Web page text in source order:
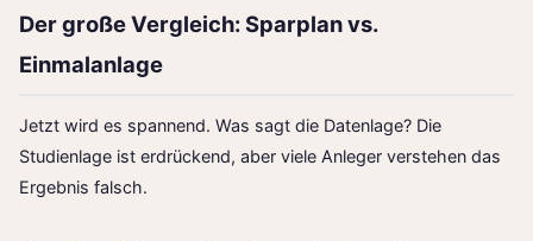
Der große Vergleich: Sparplan vs.
Einmalanlage
Jetzt wird es spannend. Was sagt die Datenlage? Die
Studienlage ist erdrückend, aber viele Anleger verstehen das
Ergebnis falsch.